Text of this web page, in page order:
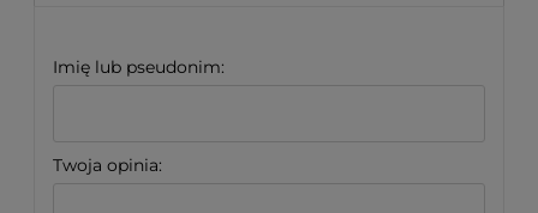
Imię lub pseudonim:
Twoja opinia: